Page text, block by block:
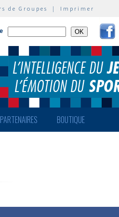
de Groupes | Imprimer
PARTENAIRES BOUTIQUE